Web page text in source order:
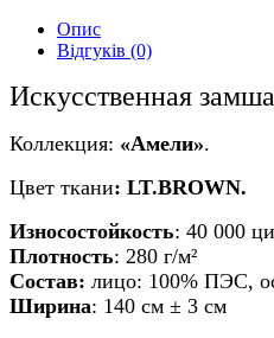
Опис
Відгуків (0)
Искусственная
Коллекция: «Амели».
Цвет ткани: LT.BROWN.
Износостойкость: 40 000
Плотность: 280 г/м²
Состав: лицо: 100% ПЭС,
Ширина: 140 см ± 3 см